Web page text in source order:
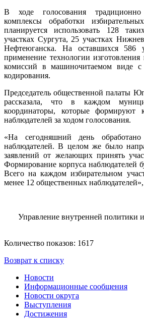
В ходе голосования традиционно
комплексы обработки
планируется использовать 128
участках Сургута, 25 участках
Нефтеюганска. На оставшихся 586
применение технологии изготовления
комиссий в машиночитаемом виде с
кодирования.
Председатель общественной палаты
рассказала, что в каждом
координаторы, которые формируют
наблюдателей за ходом голосования.
«На сегодняшний день
наблюдателей. В целом же было
заявлений от желающих принять
Формирование корпуса наблюдателей
Всего на каждом избирательном
менее 12 общественных
Управление внутренней политики
Количество показов: 1617
Возврат к списку
Новости
Информационные сообщения
Новости округа
Выступления
Достижения